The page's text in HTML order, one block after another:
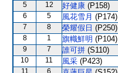
5
12 好健康 (P158)
6
5 風花雪月 (P174)
7
8 榮耀假日 (P250)
8
1 旗幟鮮明 (P104)
9
7 誰可拼 (S110)
10
11 風采 (P423)
11
6